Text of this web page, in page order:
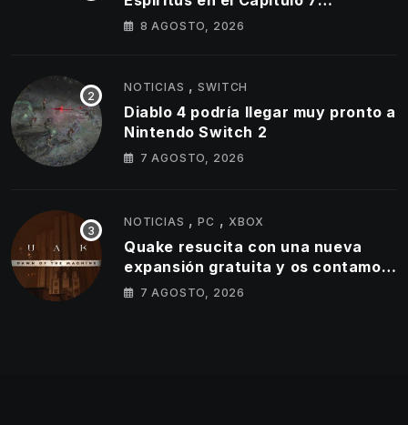
Temporada 4
8 AGOSTO, 2026
NOTICIAS ,SWITCH
Diablo 4 podría llegar muy pronto a
Nintendo Switch 2
7 AGOSTO, 2026
NOTICIAS ,PC ,XBOX
Quake resucita con una nueva
expansión gratuita y os contamos
todos los detalles
7 AGOSTO, 2026